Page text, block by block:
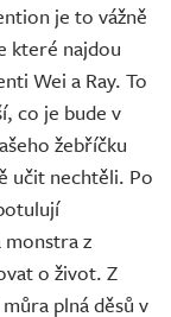
je to vážně
které najdou
Wei a Ray. To
co je bude v
žebříčku
učit nechtěli. Po
z
o život. Z
plná děsů v